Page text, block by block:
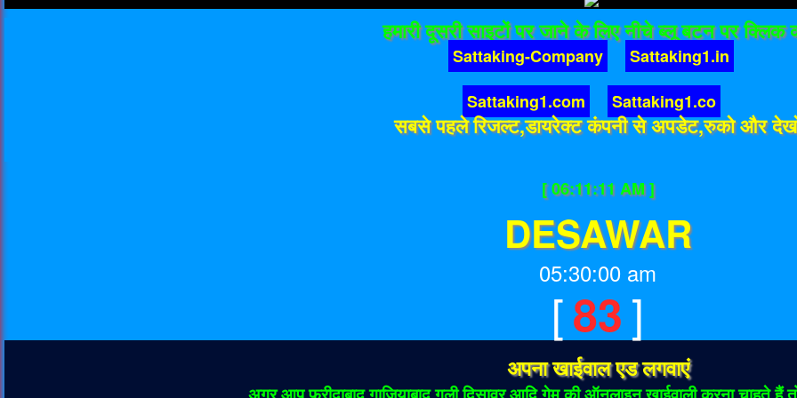
हमारी दूसरी साइटों पर जाने के लिए नीचे ब्लू बटन पर क्लिक
Sattaking-Company
Sattaking1.in
Sattaking1.com
Sattaking1.co
सबसे पहले रिजल्ट,डायरेक्ट कंपनी से अपडेट,रुको और
[ 06:11:11 AM ]
DESAWAR
05:30:00 am
[83]
अपना खाईवाल एड लगवाएं